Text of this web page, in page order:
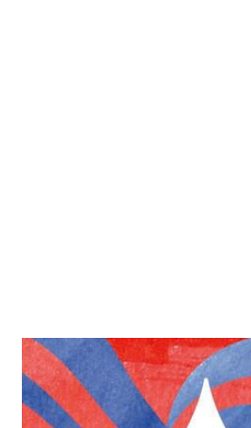
Am Himmel die Flüsse
Zur Wunschliste hinzufügen